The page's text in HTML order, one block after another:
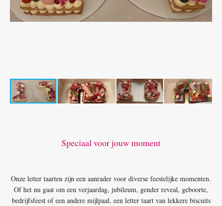
Speciaal voor jouw moment
Onze letter taarten zijn een aanrader voor diverse feestelijke momenten.
Of het nu gaat om een verjaardag, jubileum, gender reveal, geboorte,
bedrijfsfeest of een andere mijlpaal, een letter taart van lekkere biscuits